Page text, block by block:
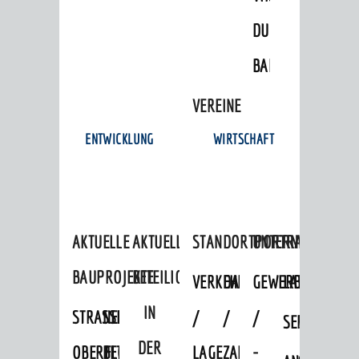
DULGER-
BAD
VEREINE
ENTWICKLUNG
AKTUELLE
BAUPROJEKTE
STRASSENBAUMASSNAHMEN OB
ERFLOCKENBACH
NEUBAU
BETRIEBSGEBÄUDE
AKTUELLE
BETEILIGUNGEN
IN
DER
WIRTSCHAFT
STANDORTPORTRAIT
VERKEHRSANBINDUNG
/
LAGE
DATEN
/
ZAHLEN
UNTERNEHMEN
GEWERBEFLÄCHEN
/
-
Datenschutz-